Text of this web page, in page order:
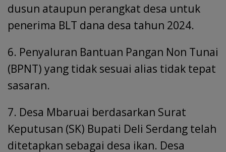
dusun ataupun perangkat desa untuk
penerima BLT dana desa tahun 2024.
6. Penyaluran Bantuan Pangan Non Tunai
(BPNT) yang tidak sesuai alias tidak tepat
sasaran.
7. Desa Mbaruai berdasarkan Surat
Keputusan (SK) Bupati Deli Serdang telah
ditetapkan sebagai desa ikan. Desa